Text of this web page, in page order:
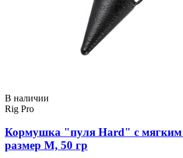
В наличии
Rig Pro
Кормушка "пуля Hard" с мягким
размер M, 50 гр